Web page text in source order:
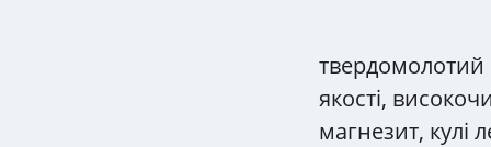
твердомолотий
якості,
магнезит, кулі